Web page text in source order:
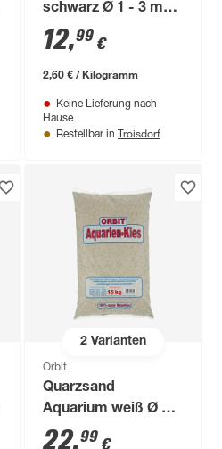
schwarz Ø 1 - 3 mm
5 kg
12,99 €
2,60 € / Kilogramm
Keine Lieferung nach
Hause
Bestellbar in Troisdorf
2Varianten
Orbit
Quarzsand
Aquarium weiß Ø 0,7
- 1,2 mm 15 kg
22,99 €